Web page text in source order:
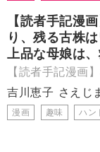
【読者手記漫
り、残る古株
上品な母娘は
【読者手記漫画
吉川恵子 さえじ
漫画 趣味 ハン